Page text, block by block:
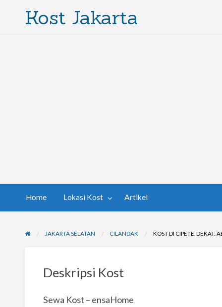
Kost Jakarta
Home Lokasi Kost Artikel
JAKARTA SELATAN CILANDAK KOST DI CIPETE, DEKAT:
Deskripsi Kost
Sewa Kost – ensaHome